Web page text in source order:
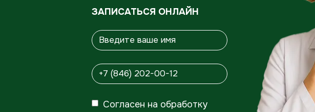
ЗАПИСАТЬСЯ ОНЛАЙН
Согласен на обработку